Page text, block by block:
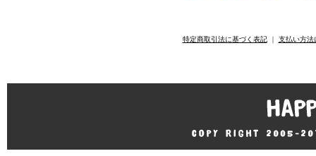
特定商取引法に基づく表記｜ 支払い方法